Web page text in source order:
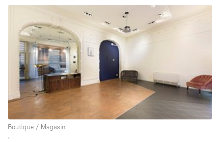
Boutique / Magasin
Boutique en Partage
Bureaux
Camion / Fourgon
Commerce
Container
Entrepôt / Espace Stockage / Box
Espace Atypique / Unique
Boutique / Magasin
∙